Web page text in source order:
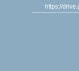
https://